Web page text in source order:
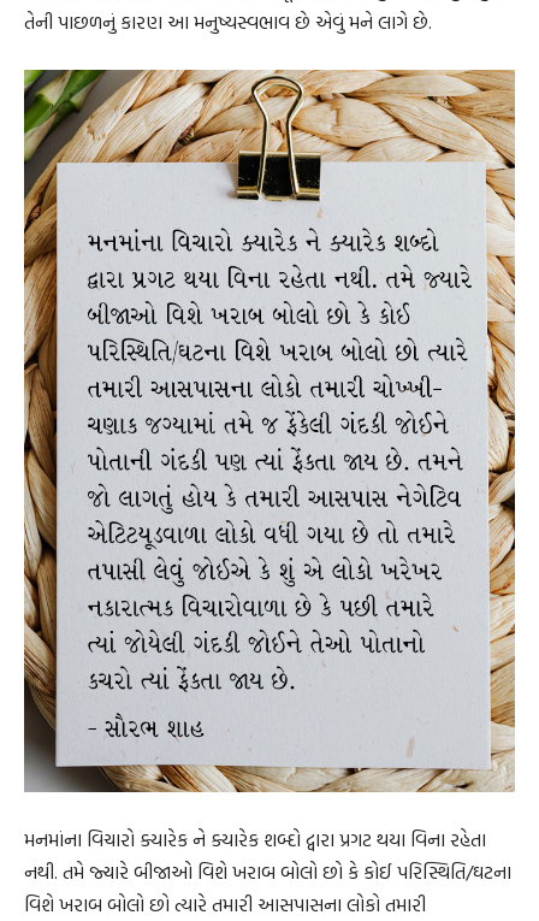
તેની પાછળનું કારણ આ મનુષ્યસ્વભાવ છે એવું મને લાગે છે.
મનમાંના વિચારો ક્યારેક ને ક્યારેક શબ્દો દ્વારા પ્રગટ થયા વિના રહેતા
નથી. તમે જ્યારે બીજાઓ વિશે ખરાબ બોલો છો કે કોઈ પરિસ્થિતિ/ઘટના
વિશે ખરાબ બોલો છો ત્યારે તમારી આસપાસના લોકો તમારી